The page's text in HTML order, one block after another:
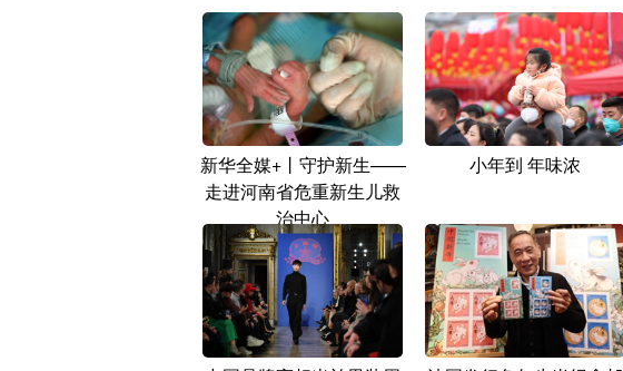
新华全媒+丨守护新生——
走进河南省危重新生儿救
治中心
小年到 年味浓